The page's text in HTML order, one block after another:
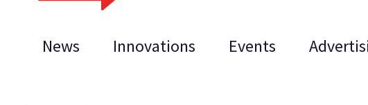
News Innovations Events